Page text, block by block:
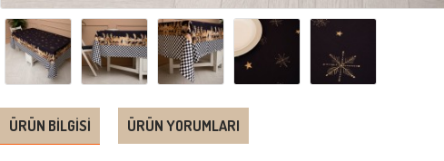
ÜRÜN BILGISI ÜRÜN YORUMLARI